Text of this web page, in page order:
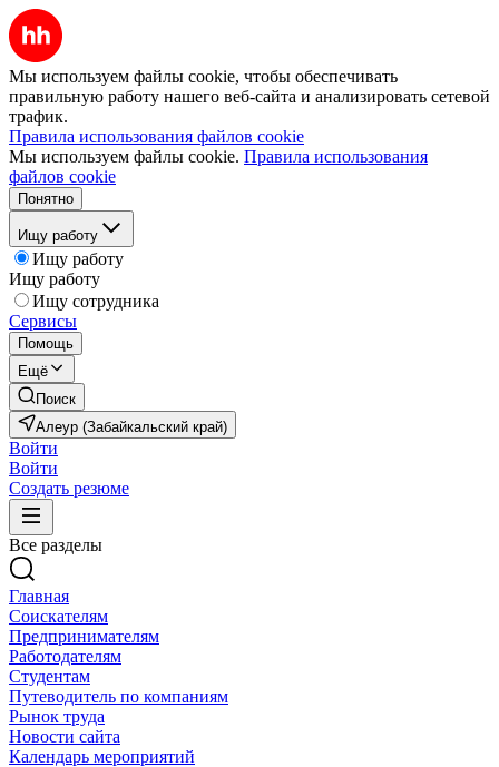
Мы используем файлы cookie, чтобы обеспечивать
правильную работу нашего веб-сайта и анализировать сетевой
трафик.
Правила использования файлов cookie
Мы используем файлы cookie. Правила использования
файлов cookie
Понятно
Ищу работу
Ищу работу
Ищу работу
Ищу сотрудника
Сервисы
Помощь
Ещё
Поиск
Алеур (Забайкальский край)
Войти
Войти
Создать резюме
Все разделы
Главная
Соискателям
Предпринимателям
Работодателям
Студентам
Путеводитель по компаниям
Рынок труда
Новости сайта
Календарь мероприятий